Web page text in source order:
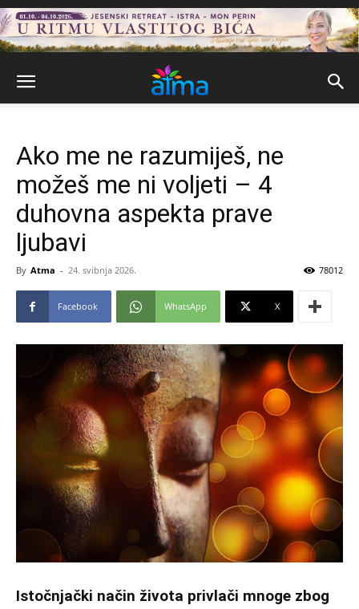
Ako me ne razumiješ, ne
možeš me ni voljeti – 4
duhovna aspekta prave
ljubavi
By Atma - 24. svibnja 2026. 78012
Facebook WhatsApp X
Istočnjački način života privlači mnoge zbog